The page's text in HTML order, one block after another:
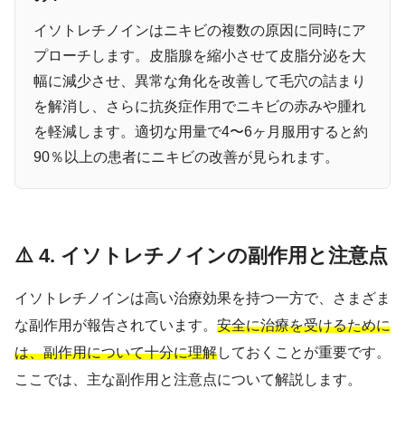
イソトレチノインはニキビの複数の原因に同時にア
プローチします。皮脂腺を縮小させて皮脂分泌を大
幅に減少させ、異常な角化を改善して毛穴の詰まり
を解消し、さらに抗炎症作用でニキビの赤みや腫れ
を軽減します。適切な用量で4〜6ヶ月服用すると約
90％以上の患者にニキビの改善が見られます。
⚠️ 4. イソトレチノインの副作用と注意点
イソトレチノインは高い治療効果を持つ一方で、さまざま
な副作用が報告されています。 安全に治療を受けるために
は、副作用について十分に理解しておくことが重要です。
ここでは、主な副作用と注意点について解説します。